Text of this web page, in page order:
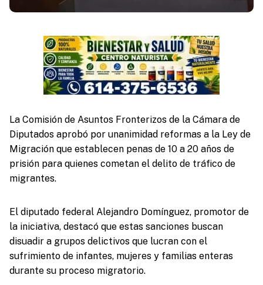
La Comisión de Asuntos Fronterizos de la Cámara de
Diputados aprobó por unanimidad reformas a la Ley de
Migración que establecen penas de 10 a 20 años de
prisión para quienes cometan el delito de tráfico de
migrantes.
El diputado federal Alejandro Domínguez, promotor de
la iniciativa, destacó que estas sanciones buscan
disuadir a grupos delictivos que lucran con el
sufrimiento de infantes, mujeres y familias enteras
durante su proceso migratorio.